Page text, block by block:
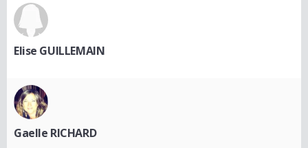
Elise GUILLEMAIN
Gaelle RICHARD